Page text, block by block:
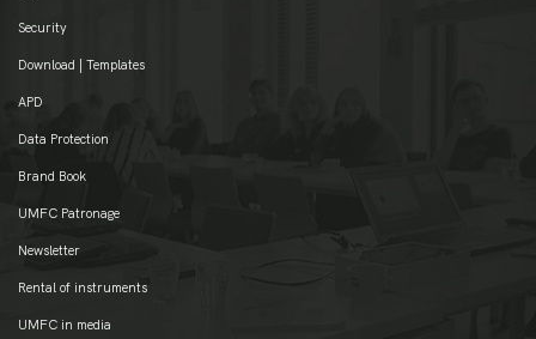
Security
Download | Templates
APD
Data Protection
Brand Book
UMFC Patronage
Newsletter
Rental of instruments
UMFC in media